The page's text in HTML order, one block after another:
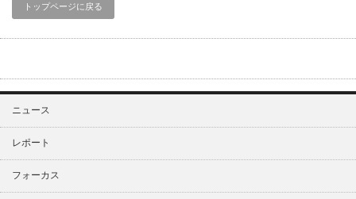
トップページに戻る
ニュース
レポート
フォーカス